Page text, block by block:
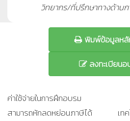
วิทยากร/ที่ปรึกษาทางด้านก
พิมพ์ข้อมูลหลั
ลงทะเบียน
ค่าใช้จ่ายในการฝึกอบรม
สามารถหักลดหย่อนภาษีได้
เท